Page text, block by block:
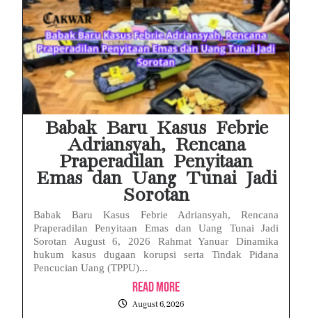
Babak Baru Kasus Febrie
Adriansyah, Rencana
Praperadilan Penyitaan
Emas dan Uang Tunai Jadi
Sorotan
Babak Baru Kasus Febrie Adriansyah, Rencana
Praperadilan Penyitaan Emas dan Uang Tunai Jadi
Sorotan August 6, 2026 Rahmat Yanuar Dinamika
hukum kasus dugaan korupsi serta Tindak Pidana
Pencucian Uang (TPPU)...
Read More
August 6, 2026